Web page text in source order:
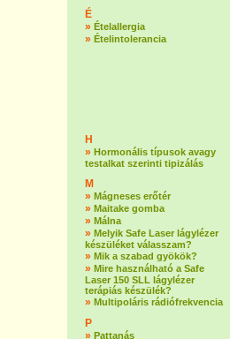
É
» Ételallergia
» Ételintolerancia
H
» Hormonális típusok avagy
testalkat szerinti tipizálás
M
» Mágneses erőtér
» Maitake gomba
» Málna
» Melyik Safe Laser lágylézer
készüléket válasszam?
» Mik a szabad gyökök?
» Mire használható a Safe
Laser 150 SLL lágylézer
terápiás készülék?
» Multipoláris rádiófrekvencia
P
» Pattanás